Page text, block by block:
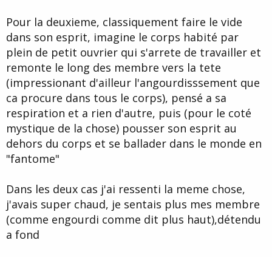
Pour la deuxieme, classiquement faire le vide
dans son esprit, imagine le corps habité par
plein de petit ouvrier qui s'arrete de travailler et
remonte le long des membre vers la tete
(impressionant d'ailleur l'angourdisssement que
ca procure dans tous le corps), pensé a sa
respiration et a rien d'autre, puis (pour le coté
mystique de la chose) pousser son esprit au
dehors du corps et se ballader dans le monde en
"fantome"
Dans les deux cas j'ai ressenti la meme chose,
j'avais super chaud, je sentais plus mes membre
(comme engourdi comme dit plus haut),détendu
a fond